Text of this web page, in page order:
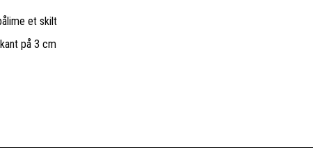
et skilt
på 3 cm